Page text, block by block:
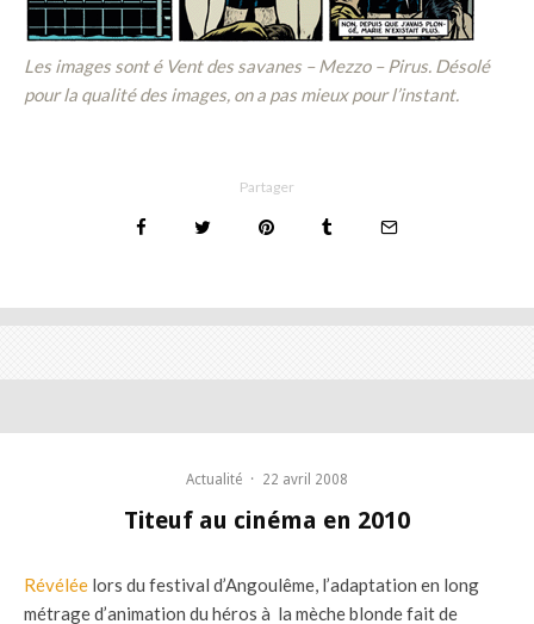
Les images sont é Vent des savanes – Mezzo – Pirus. Désolé
pour la qualité des images, on a pas mieux pour l’instant.
Partager
Actualité · 22 avril 2008
Titeuf au cinéma en 2010
Révélée lors du festival d’Angoulême, l’adaptation en long
métrage d’animation du héros à la mèche blonde fait de